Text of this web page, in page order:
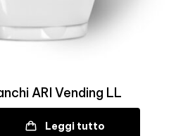
ARI Vending LL
Leggi tutto